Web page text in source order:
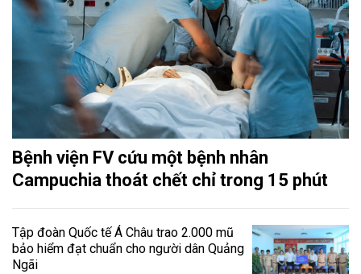
Bệnh viện FV cứu một bệnh nhân
Campuchia thoát chết chỉ trong 15 phút
Tập đoàn Quốc tế Á Châu trao 2.000 mũ
bảo hiểm đạt chuẩn cho người dân Quảng
Ngãi